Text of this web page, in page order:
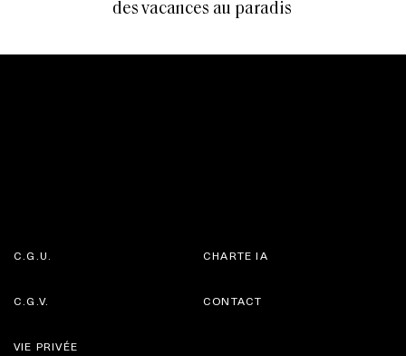
des vacances au paradis
C.G.U.
C.G.V.
CHARTE IA
CONTACT
VIE PRIVÉE